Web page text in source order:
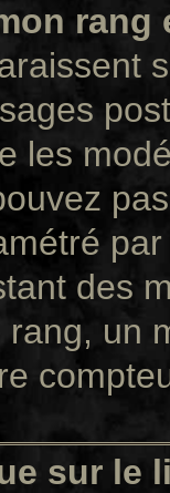
les
des
rang, un
sur le